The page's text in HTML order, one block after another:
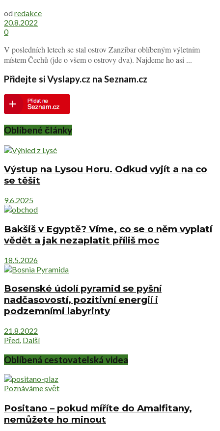
od redakce
20.8.2022
0
V posledních letech se stal ostrov Zanzibar oblíbeným výletním
místem Čechů (jde o všem o ostrovy dva). Najdeme ho asi ...
Přidejte si Vyslapy.cz na Seznam.cz
Oblíbené články
Výstup na Lysou Horu. Odkud vyjít a na co
se těšit
9.6.2025
Bakšiš v Egyptě? Víme, co se o něm vyplatí
vědět a jak nezaplatit příliš moc
18.5.2026
Bosenské údolí pyramid se pyšní
nadčasovostí, pozitivní energií i
podzemními labyrinty
21.8.2022
Před. Další
Oblíbená cestovatelská videa
Poznáváme svět
Positano – pokud míříte do Amalfitany,
nemůžete ho minout